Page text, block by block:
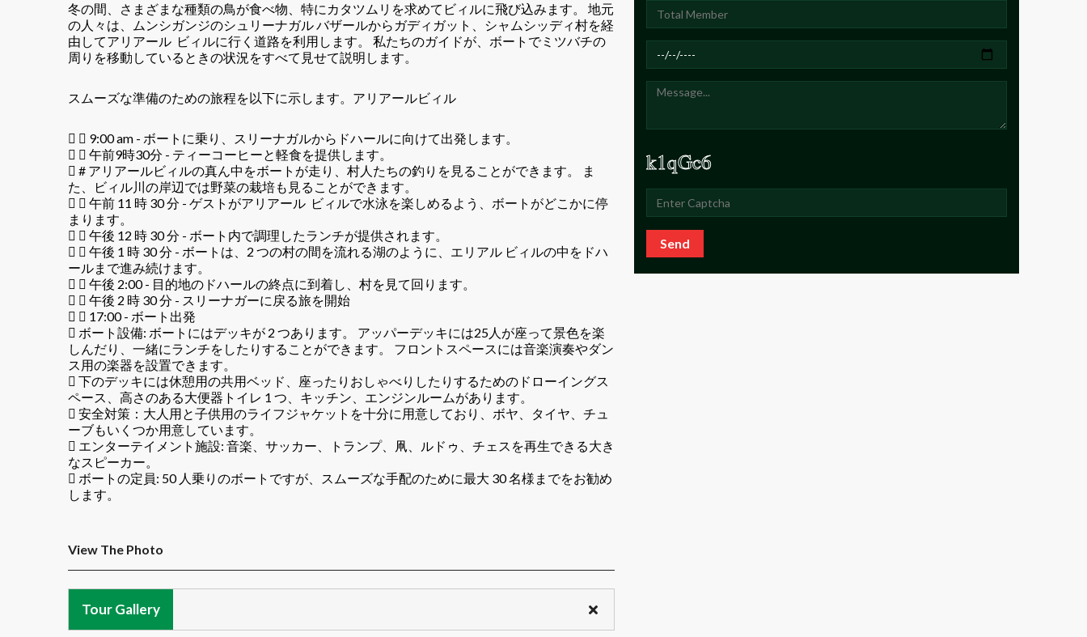
冬の間、さまざまな種類の鳥が食べ物、特にカタツムリを求めてビィルに飛び込みます。 地元
の人々は、ムンシガンジのシュリーナガル バザールからガディガット、シャムシッディ村を経
由してアリアール ビィルに行く道路を利用します。 私たちのガイドが、ボートでミツバチの
周りを移動しているときの状況をすべて見せて説明します。
スムーズな準備のための旅程を以下に示します。アリアールビィル
  9:00 am - ボートに乗り、スリーナガルからドハールに向けて出発します。
  午前9時30分 - ティーコーヒーと軽食を提供します。
 # アリアールビィルの真ん中をボートが走り、村人たちの釣りを見ることができます。 ま
た、ビィル川の岸辺では野菜の栽培も見ることができます。
  午前 11 時 30 分 - ゲストがアリアール ビィルで水泳を楽しめるよう、ボートがどこかに停
まります。
  午後 12 時 30 分 - ボート内で調理したランチが提供されます。
  午後 1 時 30 分 - ボートは、2 つの村の間を流れる湖のように、エリアル ビィルの中をドハ
ールまで進み続けます。
  午後 2:00 - 目的地のドハールの終点に到着し、村を見て回ります。
  午後 2 時 30 分 - スリーナガーに戻る旅を開始
  17:00 - ボート出発
 ボート設備: ボートにはデッキが 2 つあります。 アッパーデッキには25人が座って景色を楽
しんだり、一緒にランチをしたりすることができます。 フロントスペースには音楽演奏やダン
ス用の楽器を設置できます。
 下のデッキには休憩用の共用ベッド、座ったりおしゃべりしたりするためのドローイングス
ペース、高さのある大便器トイレ 1 つ、キッチン、エンジンルームがあります。
 安全対策：大人用と子供用のライフジャケットを十分に用意しており、ボヤ、タイヤ、チュ
ーブもいくつか用意しています。
 エンターテイメント施設: 音楽、サッカー、トランプ、凧、ルドゥ、チェスを再生できる大き
なスピーカー。
 ボートの定員: 50 人乗りのボートですが、スムーズな手配のために最大 30 名様までをお勧め
します。
View The Photo
Tour Gallery
Send